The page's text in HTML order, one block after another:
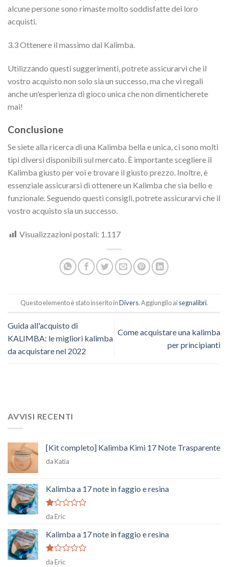
alcune persone sono rimaste molto soddisfatte dei loro
acquisti.
3.3 Ottenere il massimo dal Kalimba.
Utilizzando questi suggerimenti, potrete assicurarvi che il
vostro acquisto non solo sia un successo, ma che vi regali
anche un'esperienza di gioco unica che non dimenticherete
mai!
Conclusione
Se siete alla ricerca di una Kalimba bella e unica, ci sono molti
tipi diversi disponibili sul mercato. È importante scegliere il
Kalimba giusto per voi e trovare il giusto prezzo. Inoltre, è
essenziale assicurarsi di ottenere un Kalimba che sia bello e
funzionale. Seguendo questi consigli, potrete assicurarvi che il
vostro acquisto sia un successo.
Visualizzazioni postali: 1.117
Questo elemento è stato inserito inDivers. Aggiungilo aisegnalibri.
Guida all'acquisto di
KALIMBA: le migliori kalimba
da acquistare nel 2022
Come acquistare una kalimba
per principianti
AVVISI RECENTI
[Kit completo] Kalimba Kimi 17 Note Trasparente
da Katia
Kalimba a 17 note in faggio e resina
Voto
su
5
da Eric
Kalimba a 17 note in faggio e resina
Voto
da Eric